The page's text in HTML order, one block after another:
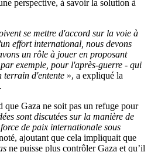
perspective, à savoir la solution à
se mettre d'accord sur la voie à
effort international, nous devons
un rôle à jouer en proposant
exemple, pour l'après-guerre - qui
terrain d'entente », a expliqué la
que Gaza ne soit pas un refuge pour
sont discutées sur la manière de
de paix internationale sous
ajoutant que cela impliquait que
ne puisse plus contrôler Gaza et qu’il